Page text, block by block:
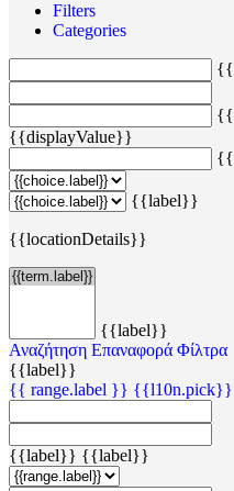
Filters
Categories
{{displayValue}}
{{label}}
{{locationDetails}}
{{label}}
Αναζήτηση Επαναφορά Φίλτρα
{{label}}
{{ range.label }} {{l10n.pick}}
{{label}} {{label}}